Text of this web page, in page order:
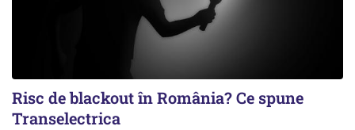
Risc de blackout în România? Ce spune
Transelectrica